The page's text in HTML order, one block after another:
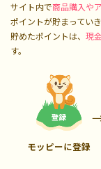
サイト内で商品購入や
ポイントが貯まっていき
貯めたポイントは、 現
す。
モッピーに登録